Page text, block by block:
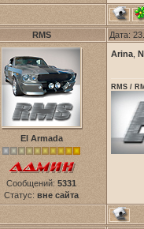
RMS Дата:
El Armada
Сообщений: 5331
Статус: вне сайта
Arina
RMS /